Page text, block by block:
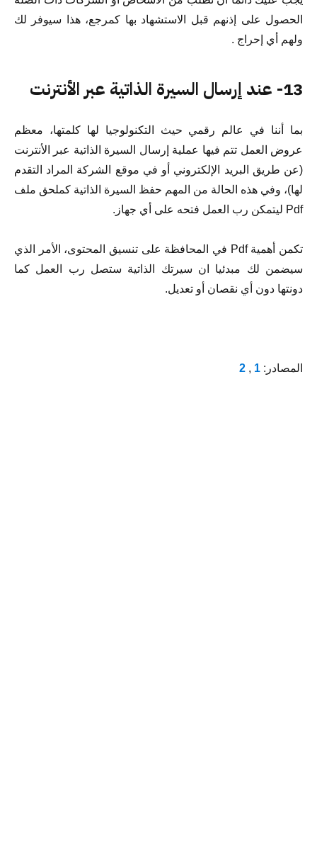
الحصول على إذنهم قبل الاستشهاد بها كمرجع، هذا سيوفر لك
ولهم أي إحراج .
13- عند إرسال السيرة الذاتية عبر الأنترنت
بما أننا في عالم رقمي حيث التكنولوجيا لها كلمتها، معظم
عروض العمل تتم فيها عملية إرسال السيرة الذاتية عبر الأنترنت
(عن طريق البريد الإلكتروني أو في موقع الشركة المراد التقدم
لها)، وفي هذه الحالة من المهم حفظ السيرة الذاتية كملحق ملف
Pdf ليتمكن رب العمل فتحه على أي جهاز.
تكمن أهمية Pdf في المحافظة على تنسيق المحتوى، الأمر الذي
سيضمن لك مبدئيا ان سيرتك الذاتية ستصل رب العمل كما
دونتها دون أي نقصان أو تعديل.
المصادر: 1
,
2